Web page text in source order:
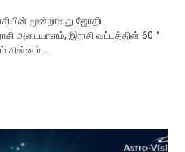
மூன்றாவது ஜோதிட
அடையாளம், இராசி வட்டத்தின் 60 °
சின்னம் …